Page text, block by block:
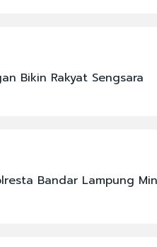
Bikin Rakyat Sengsara
Bandar Lampung
#SIGIT